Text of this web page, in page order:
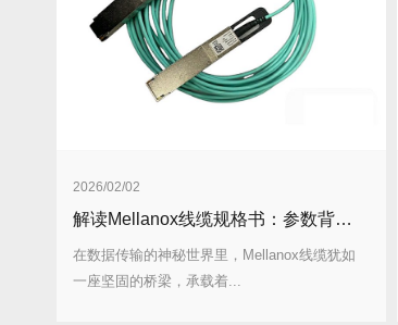
2026/02/02
解读Mellanox线缆规格书：参数背后的性能密码！
在数据传输的神秘世界里，Mellanox线缆犹如
一座坚固的桥梁，承载着...